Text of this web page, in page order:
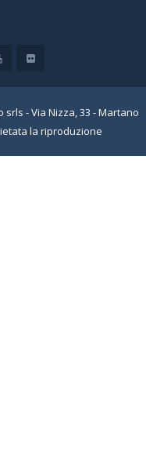
- Via Nizza, 33 - Martano
la riproduzione